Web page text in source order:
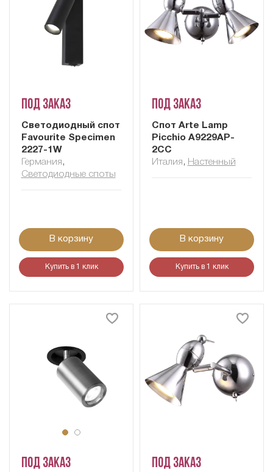
Под заказ
Светодиодный спот
Favourite Specimen
2227-1W
Германия ,
Светодиодные споты
В корзину
Купить в 1 клик
Под заказ
Cпот Arte Lamp
Picchio A9229AP-
2CC
Италия , Настенный
В корзину
Купить в 1 клик
Под заказ Под заказ